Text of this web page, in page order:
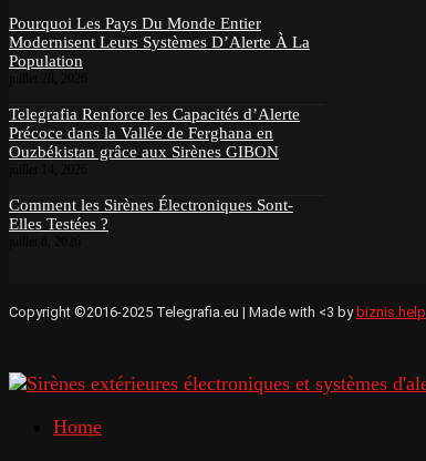
Pourquoi Les Pays Du Monde Entier
Modernisent Leurs Systèmes D’Alerte À La
Population
Telegrafia Renforce les Capacités d’Alerte
Précoce dans la Vallée de Ferghana en
Ouzbékistan grâce aux Sirènes GIBON
Comment les Sirènes Électroniques Sont-
Elles Testées ?
Copyright ©2016-2025 Telegrafia.eu | Made with <3 by biznis.help
Home